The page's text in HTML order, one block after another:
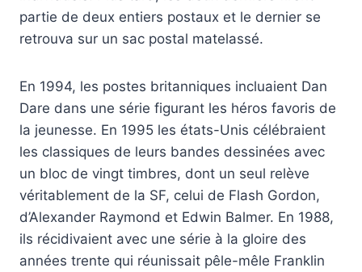
partie de deux entiers postaux et le dernier se
retrouva sur un sac postal matelassé.
En 1994, les postes britanniques incluaient Dan
Dare dans une série figurant les héros favoris de
la jeunesse. En 1995 les états-Unis célébraient
les classiques de leurs bandes dessinées avec
un bloc de vingt timbres, dont un seul relève
véritablement de la SF, celui de Flash Gordon,
d’Alexander Raymond et Edwin Balmer. En 1988,
ils récidivaient avec une série à la gloire des
années trente qui réunissait pêle-mêle Franklin